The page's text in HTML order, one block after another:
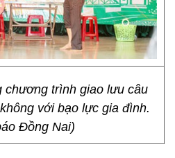
chương trình giao lưu câu
với bạo lực gia đình.
Đồng Nai)